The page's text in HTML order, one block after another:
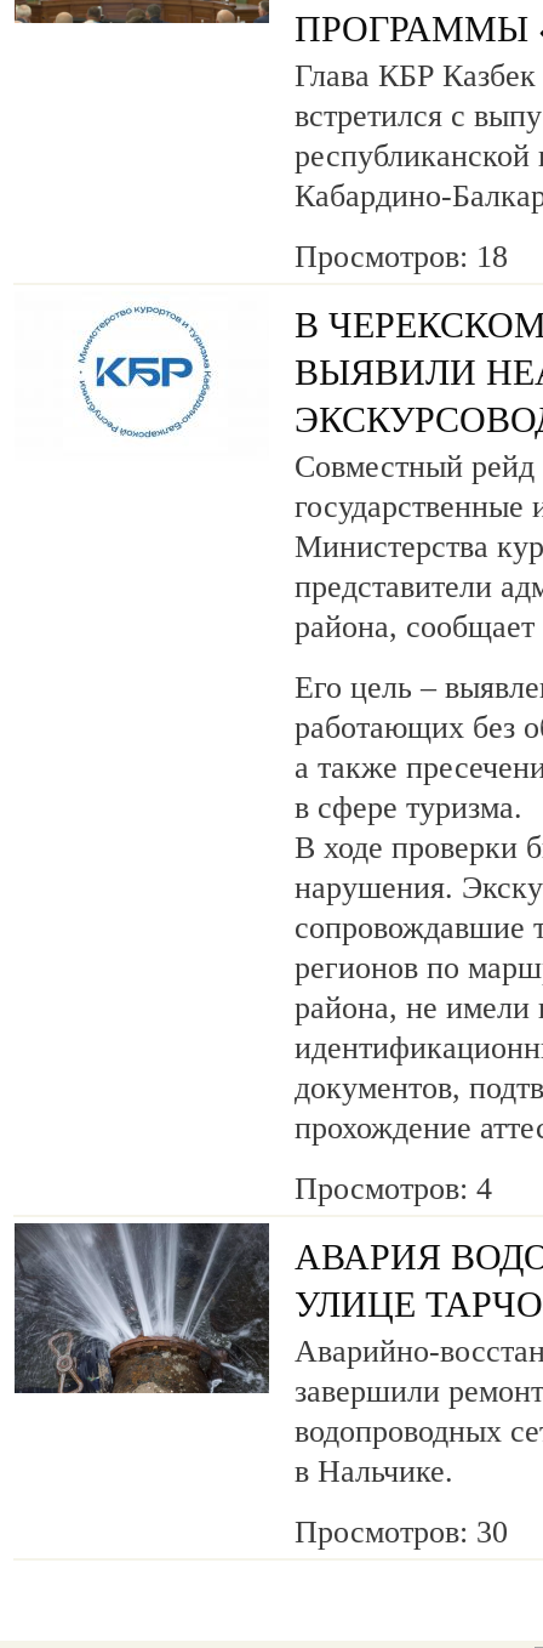
ПРОГРАММЫ
Глава КБР Казбек
встретился с
Кабардино-
Просмотров: 18
В
ВЫЯВИЛИ
Совместный рейд
государственные
Министерства
представители
района,
Его цель –
работающих без
а также
в сфере туризма.
В ходе проверки
нарушения.
сопровождавшие
регионов по
района, не имели
документов,
прохождение
Просмотров: 4
АВАРИЯ
УЛИЦЕ
Аварийно-
завершили
водопроводных
в Нальчике.
Просмотров: 30